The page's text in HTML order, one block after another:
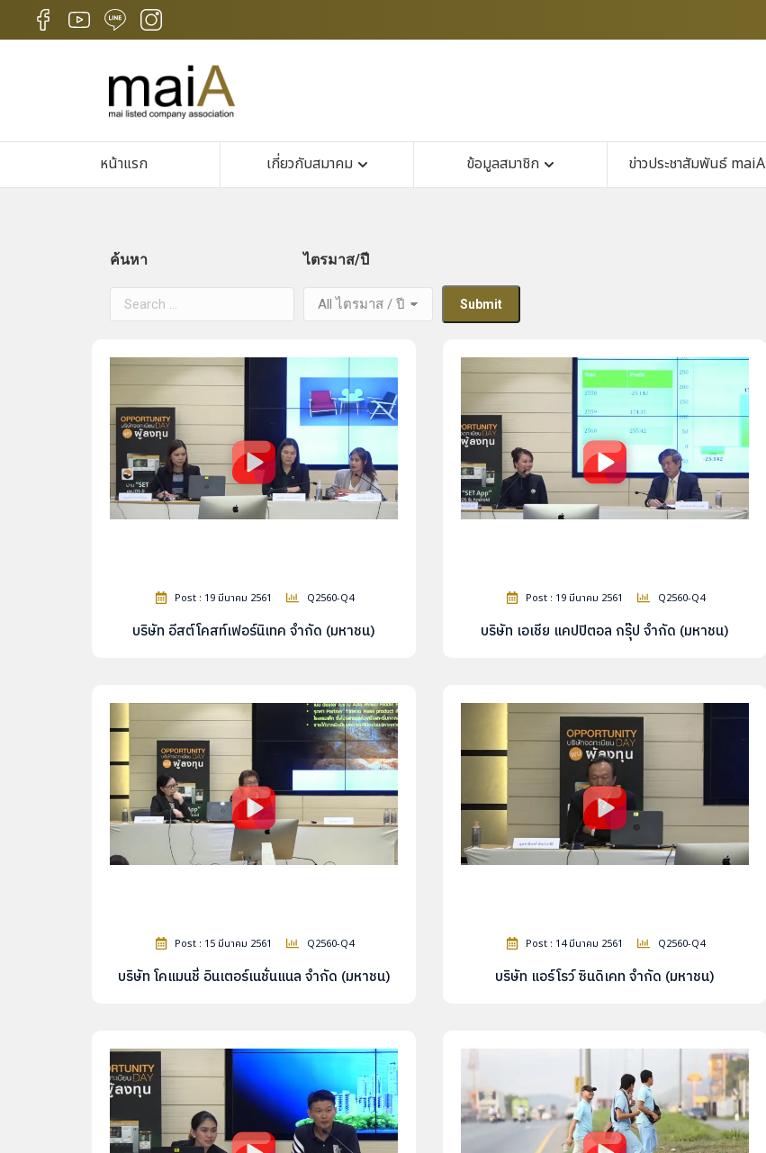
หน้าแรก เกี่ยวกับสมาคม ข้อมูลสมาชิก ข่าวประชาสัมพันธ์ maiA
ค้นหา ไตรมาส/ปี
Post : 19 มีนาคม 2561 Q2560-Q4
บริษัท อีสต์โคสท์เฟอร์นิเทค จำกัด (มหาชน)
Post : 19 มีนาคม 2561 Q2560-Q4
บริษัท เอเชีย แคปปิตอล กรุ๊ป จำกัด (มหาชน)
Post : 15 มีนาคม 2561 Q2560-Q4
บริษัท โคแมนชี่ อินเตอร์เนชั่นแนล จำกัด (มหาชน)
Post : 14 มีนาคม 2561 Q2560-Q4
บริษัท แอร์โรว์ ซินดิเคท จำกัด (มหาชน)